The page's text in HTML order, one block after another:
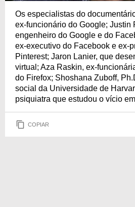
Os especialistas do
ex-funcionário do Google; Justin
engenheiro do Google e do
ex-executivo do Facebook e ex-
Pinterest; Jaron Lanier, que
virtual; Aza Raskin, ex-
do Firefox; Shoshana Zuboff,
social da Universidade de
psiquiatra que estudou o vício
COPIAR